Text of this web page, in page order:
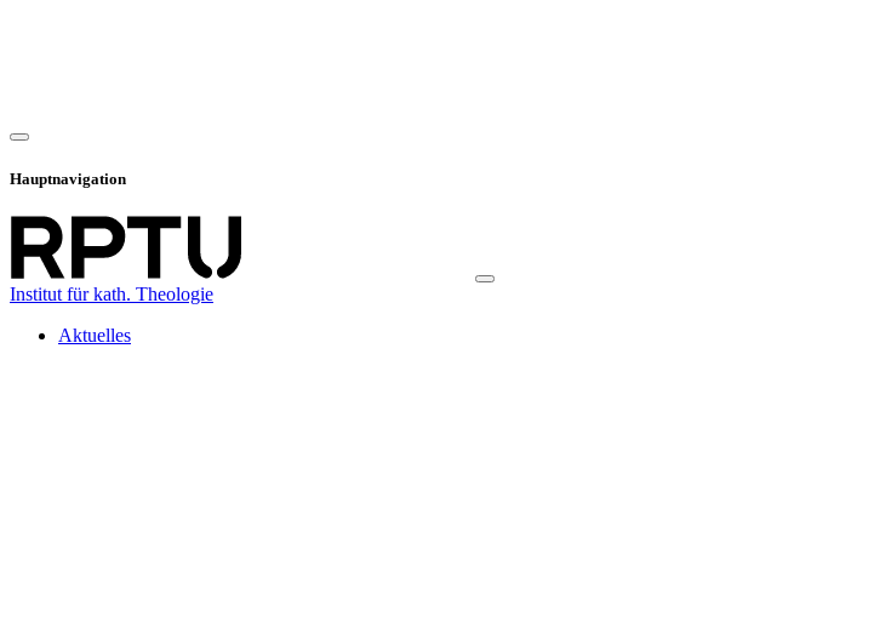
Hauptnavigation
Institut für kath. Theologie
Aktuelles